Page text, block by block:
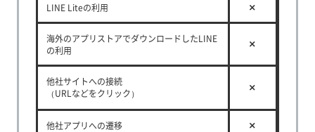
LINE Liteの利用
海外のアプリストアでダウンロードしたLINE
の利用
他社サイトへの接続
（URLなどをクリック）
他社アプリへの遷移